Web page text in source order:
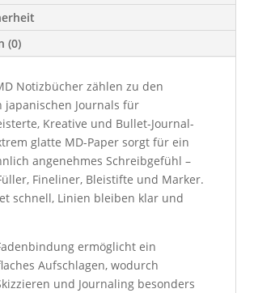
(0)
Notizbücher zählen zu den
japanischen Journals für
Kreative und Bullet-Journal-
glatte MD-Paper sorgt für ein
angenehmes Schreibgefühl –
Fineliner, Bleistifte und Marker.
schnell, Linien bleiben klar und
ermöglicht ein
Aufschlagen, wodurch
und Journaling besonders